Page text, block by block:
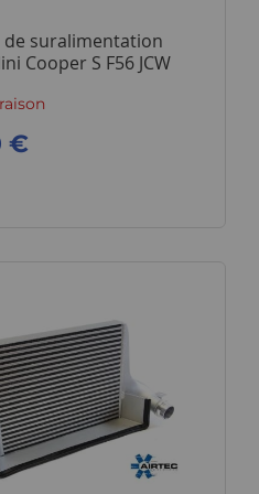
suralimentation
Cooper S F56 JCW
€